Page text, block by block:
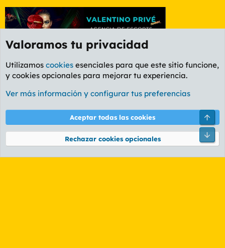
Etiquetas
Cookies
PL OLDSTYLE AMARILLO
Términos y reglas Política de privacidad Ayuda
Community platform by XenForo® © 2010-2026 XenForo Ltd.
Valoramos tu privacidad
Utilizamos cookies esenciales para que este sitio funcione,
y cookies opcionales para mejorar tu experiencia.
Ver más información y configurar tus preferencias
Aceptar todas las cookies
Rechazar cookies opcionales
Pie